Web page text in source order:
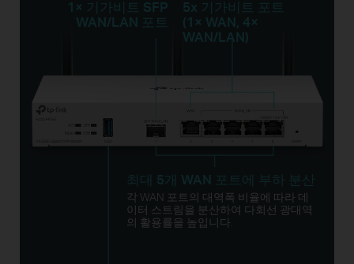
1× 기가비트 SFP
WAN/LAN 포트
5x 기가비트 포트
(1× WAN, 4×
WAN/LAN)
최대 5개 WAN 포트에 부하 분산
각 WAN 포트의 대역폭 비율에 따라 데
이터 스트림을 분산하여 다회선 광대역
의 활용률을 높입니다.